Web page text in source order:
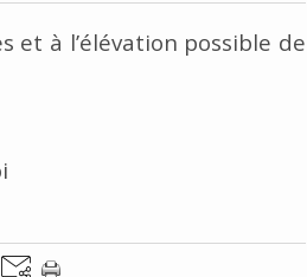
et à l’élévation possible de